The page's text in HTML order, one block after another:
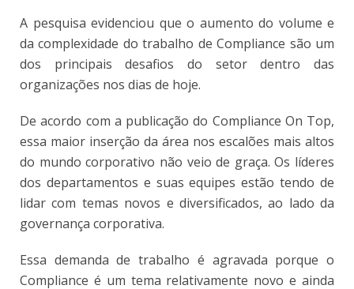
A pesquisa evidenciou que o aumento do volume e
da complexidade do trabalho de Compliance são um
dos principais desafios do setor dentro das
organizações nos dias de hoje.
De acordo com a publicação do Compliance On Top,
essa maior inserção da área nos escalões mais altos
do mundo corporativo não veio de graça. Os líderes
dos departamentos e suas equipes estão tendo de
lidar com temas novos e diversificados, ao lado da
governança corporativa.
Essa demanda de trabalho é agravada porque o
Compliance é um tema relativamente novo e ainda